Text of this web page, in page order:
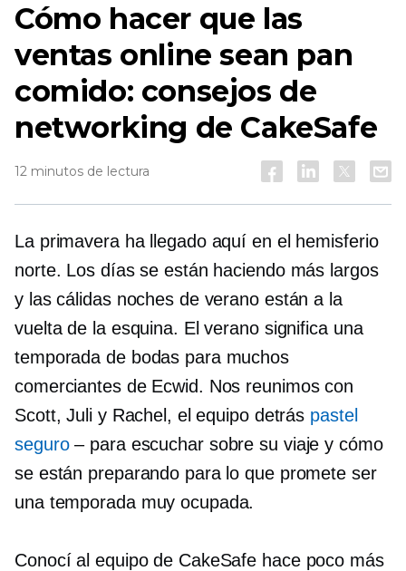
Cómo hacer que las
ventas online sean pan
comido: consejos de
networking de CakeSafe
12 minutos de lectura
La primavera ha llegado aquí en el hemisferio
norte. Los días se están haciendo más largos
y las cálidas noches de verano están a la
vuelta de la esquina. El verano significa una
temporada de bodas para muchos
comerciantes de Ecwid. Nos reunimos con
Scott, Juli y Rachel, el equipo detrás pastel
seguro–para escuchar sobre su viaje y cómo
se están preparando para lo que promete ser
una temporada muy ocupada.
Conocí al equipo de CakeSafe hace poco más